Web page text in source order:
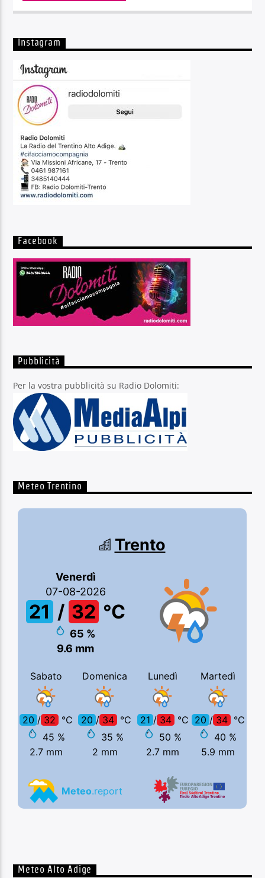
Instagram
Facebook
Pubblicità
Per la vostra pubblicità su Radio Dolomiti:
Meteo Trentino
Meteo Alto Adige